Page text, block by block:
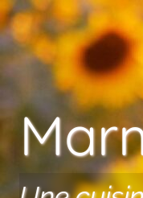
Aller au contenu